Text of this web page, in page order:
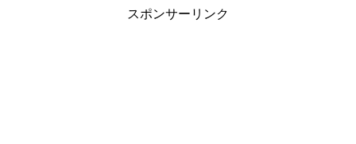
スポンサーリンク